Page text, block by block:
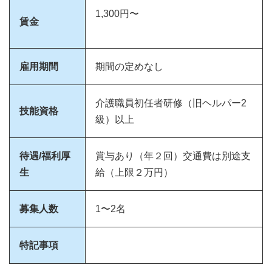
賃金
1,300円〜
雇用期間 期間の定めなし
技能資格
介護職員初任者研修（旧ヘルパー2
級）以上
待遇/福利厚
生
賞与あり（年２回）交通費は別途支
給（上限２万円）
募集人数 1〜2名
特記事項